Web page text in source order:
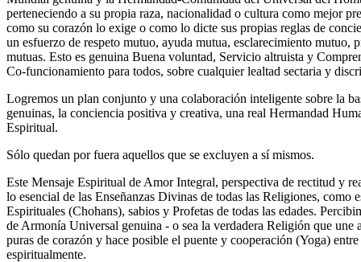
perteneciendo a su propia raza, nacionalidad o cultura como mejor
como su corazón lo exige o como lo dicte sus propias reglas de
un esfuerzo de respeto mutuo, ayuda mutua, esclarecimiento mutuo,
mutuas. Esto es genuina Buena voluntad, Servicio altruista y
Co-funcionamiento para todos, sobre cualquier lealtad sectaria y
Logremos un plan conjunto y una colaboración inteligente sobre la
genuinas, la conciencia positiva y creativa, una real Hermandad
Espiritual.
Sólo quedan por fuera aquellos que se excluyen a sí mismos.
Este Mensaje Espiritual de Amor Integral, perspectiva de rectitud y
lo esencial de las Enseñanzas Divinas de todas las Religiones, como
Espirituales (Chohans), sabios y Profetas de todas las edades.
de Armonía Universal genuina - o sea la verdadera Religión que une
puras de corazón y hace posible el puente y cooperación (Yoga)
espiritualmente.